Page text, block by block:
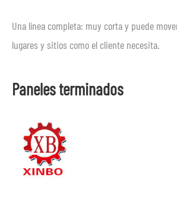
Una línea completa: muy corta y puede
lugares y sitios como el cliente necesita.
Paneles terminados